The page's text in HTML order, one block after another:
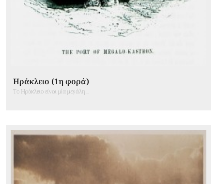
Ηράκλειο (1η φορά)
Το Ηράκλειο είναι μία μεγάλη ...